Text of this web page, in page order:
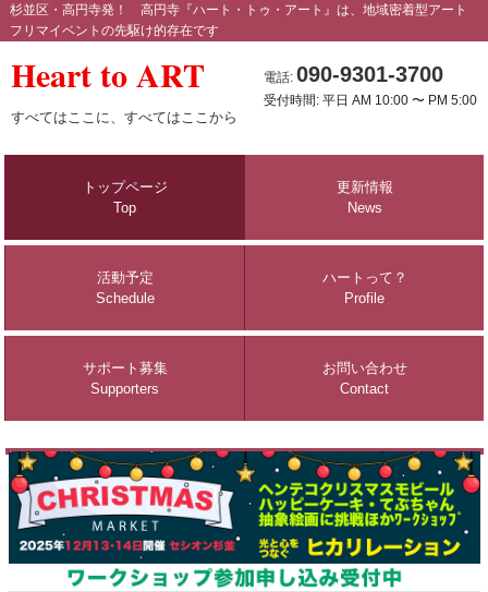
杉並区・高円寺発！ 高円寺『ハート・トゥ・アート』は、地域密着型アート
フリマイベントの先駆け的存在です
Heart to ART
すべてはここに、すべてはここから
電話: 090-9301-3700
受付時間: 平日 AM 10:00 〜 PM 5:00
トップページ
Top
更新情報
News
活動予定
Schedule
ハートって？
Profile
サポート募集
Supporters
お問い合わせ
Contact